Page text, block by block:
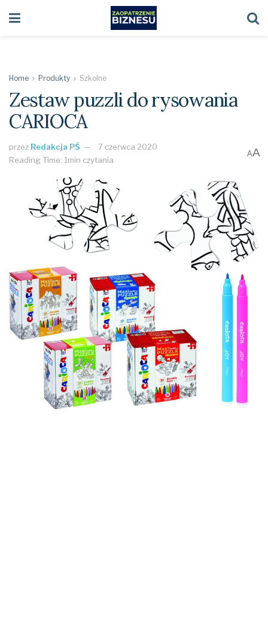
Home Produkty Szkolne
Zestaw puzzli do rysowania
CARIOCA
przez Redakcja PŚ
7 czerwca 2020
Reading Time: 1min czytania
AA